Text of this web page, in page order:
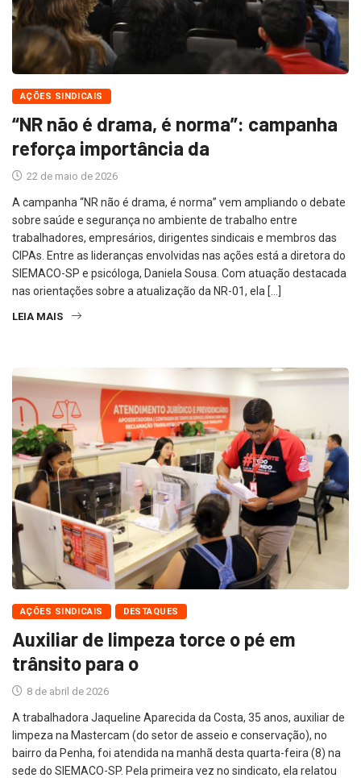
AÇÕES SINDICAIS
“NR não é drama, é norma”: campanha
reforça importância da
22 de maio de 2026
A campanha “NR não é drama, é norma” vem ampliando o debate
sobre saúde e segurança no ambiente de trabalho entre
trabalhadores, empresários, dirigentes sindicais e membros das
CIPAs. Entre as lideranças envolvidas nas ações está a diretora do
SIEMACO-SP e psicóloga, Daniela Sousa. Com atuação destacada
nas orientações sobre a atualização da NR-01, ela […]
LEIA MAIS
AÇÕES SINDICAIS DESTAQUES
Auxiliar de limpeza torce o pé em
trânsito para o
8 de abril de 2026
A trabalhadora Jaqueline Aparecida da Costa, 35 anos, auxiliar de
limpeza na Mastercam (do setor de asseio e conservação), no
bairro da Penha, foi atendida na manhã desta quarta-feira (8) na
sede do SIEMACO-SP. Pela primeira vez no sindicato, ela relatou